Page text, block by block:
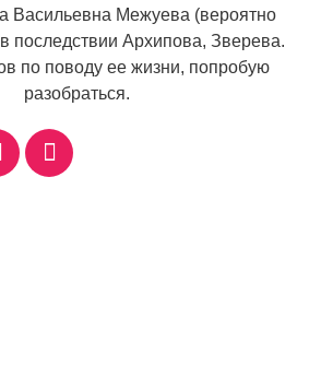
Васильевна Межуева (вероятно
последствии Архипова, Зверева.
по поводу ее жизни, попробую
разобраться.